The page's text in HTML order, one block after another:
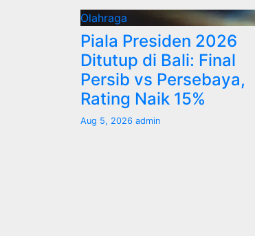
Olahraga
Piala Presiden 2026
Ditutup di Bali: Final
Persib vs Persebaya,
Rating Naik 15%
Aug 5, 2026 admin